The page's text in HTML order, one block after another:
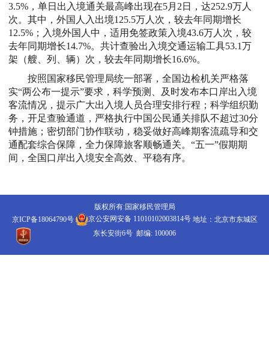
3.5%，单日出入境通关最高峰出现在5月2日，达252.9万人
次。其中，外国人入出境125.5万人次，较去年同期增长
12.5%；入境外国人中，适用免签政策入境43.6万人次，较
去年同期增长14.7%。共计查验出入境交通运输工具53.1万
架（艘、列、辆）次，较去年同期增长16.6%。
按照国家移民管理局统一部署，全国边检机关严格落
实“两公布一提示”要求，科学预测、及时发布本口岸出入境
客流情况，提示广大出入境人员合理安排行程；科学组织勤
务，开足查验通道，严格执行中国公民通关排队不超过30分
钟措施；密切部门协作联动，稳妥做好高峰期客流疏导和交
通配套综合保障，全力保障旅客顺畅通关。“五一”假期期
间，全国口岸出入境安全高效、平稳有序。
版权所有:国家移民管理局
京ICP备18064790号
京公安网安备 11010102003814号地址：北京市东城区
东长安街6号 邮编: 100006